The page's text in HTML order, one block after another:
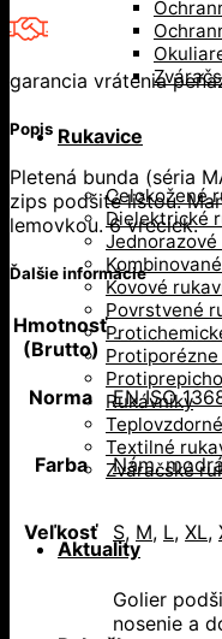
Rukavice
Celokožené
Dielektrické
Jednorazové
Kovové
Povrstvené
Rukávniky
Textilné
Zváračské
Aktuality
garancia vrátenia
Popis
Pletená bunda (séria
zips podšité lištou.
lemovkou. 6 vreciek.
Ďalšie informácie
Hmotnosť
(Brutto)
-
Norma EN ISO
Farba Nám.
Veľkosť S, M, L, XL,
Golier
nosenie a